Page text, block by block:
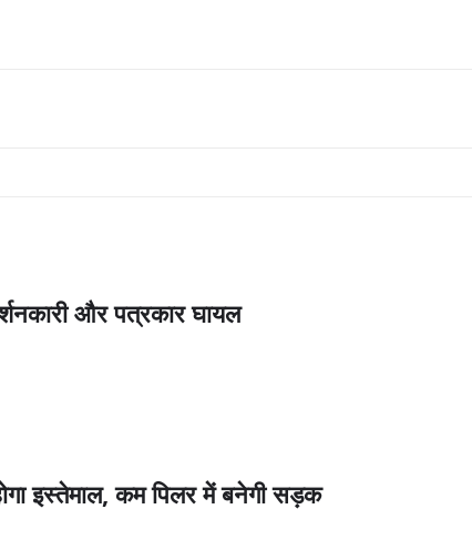
और पत्रकार घायल
इस्तेमाल, कम पिलर में बनेगी सड़क